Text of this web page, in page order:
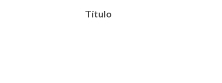
Título